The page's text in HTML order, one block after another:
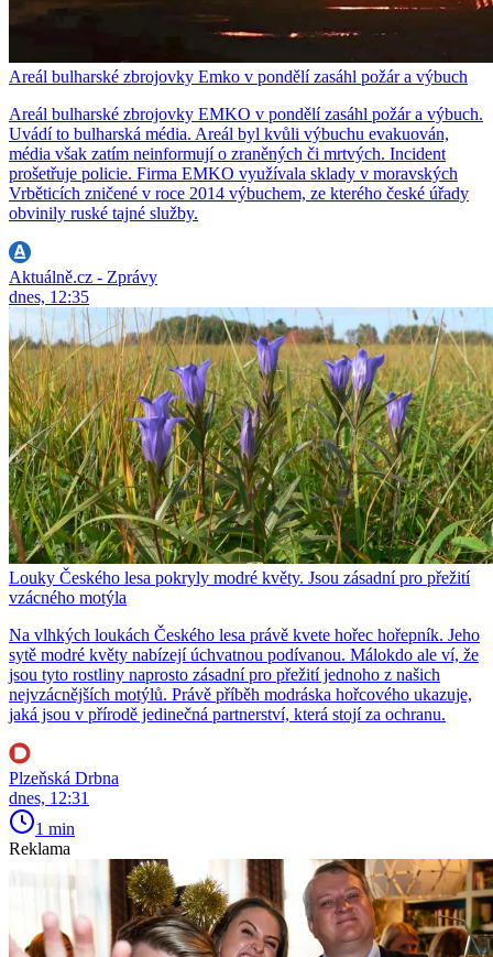
Areál bulharské zbrojovky Emko v pondělí zasáhl požár a výbuch
Areál bulharské zbrojovky EMKO v pondělí zasáhl požár a výbuch.
Uvádí to bulharská média. Areál byl kvůli výbuchu evakuován,
média však zatím neinformují o zraněných či mrtvých. Incident
prošetřuje policie. Firma EMKO využívala sklady v moravských
Vrběticích zničené v roce 2014 výbuchem, ze kterého české úřady
obvinily ruské tajné služby.
Aktuálně.cz - Zprávy
dnes, 12:35
Louky Českého lesa pokryly modré květy. Jsou zásadní pro přežití
vzácného motýla
Na vlhkých loukách Českého lesa právě kvete hořec hořepník. Jeho
sytě modré květy nabízejí úchvatnou podívanou. Málokdo ale ví, že
jsou tyto rostliny naprosto zásadní pro přežití jednoho z našich
nejvzácnějších motýlů. Právě příběh modráska hořcového ukazuje,
jaká jsou v přírodě jedinečná partnerství, která stojí za ochranu.
Plzeňská Drbna
dnes, 12:31
1 min
Reklama